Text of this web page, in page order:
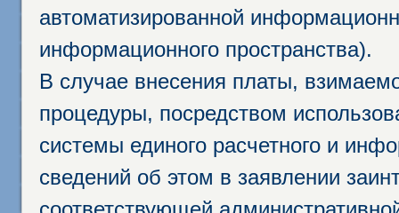
автоматизированной
информационного пространства).
В случае внесения платы,
процедуры, посредством
системы единого расчетного и
сведений об этом в заявлении